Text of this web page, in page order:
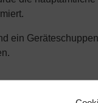
ein